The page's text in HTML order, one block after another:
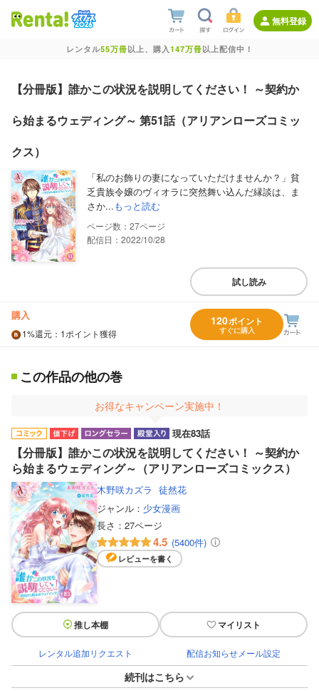
無料登録
レンタル55万冊以上、購入147万冊以上配信中！
【分冊版】誰かこの状況を説明してください！ ～契約か
ら始まるウェディング～ 第51話（アリアンローズコミッ
クス）
「私のお飾りの妻になっていただけませんか？」貧
乏貴族令嬢のヴィオラに突然舞い込んだ縁談は、ま
さか...もっと読む
27
配信日：2022/10/28
試し読み
購入
1%還元 ：1ポイント獲得
120ポイント
すぐに購入
この作品の他の巻
お得なキャンペーン実施中！
現在83話
【分冊版】誰かこの状況を説明してください！ ～契約か
ら始まるウェディング～（アリアンローズコミックス）
木野咲カズラ 徒然花
ジャンル： 少女漫画
長さ： 27ページ
4.5 (5400件)
レビューを書く
推し本棚 マイリスト
レンタル追加リクエスト 配信お知らせメール設定
続刊はこちら